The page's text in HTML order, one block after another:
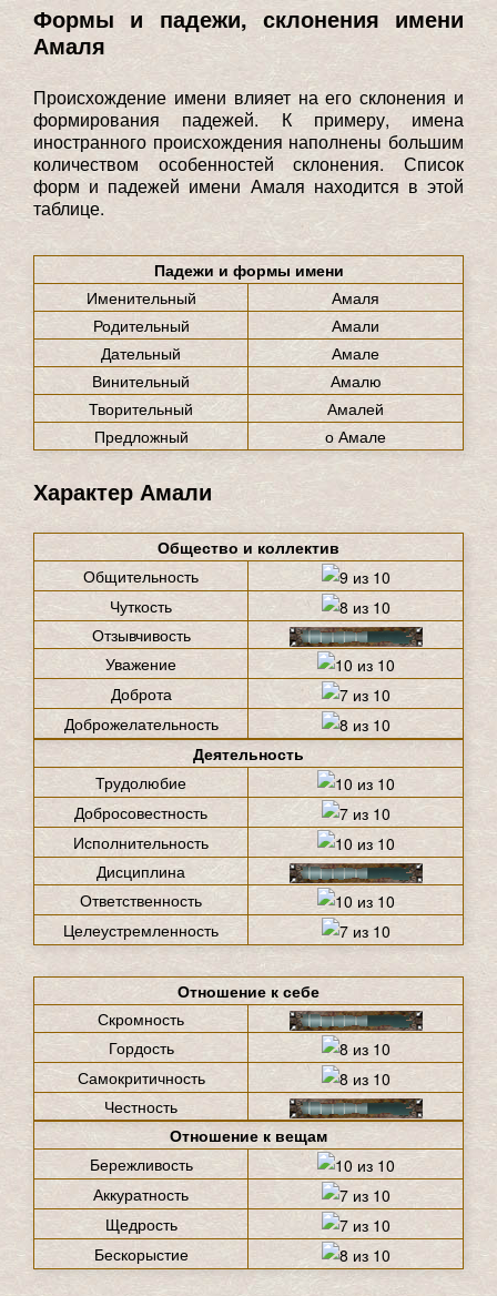
Формы и падежи, склонения имени
Амаля
Происхождение имени влияет на его склонения и
формирования падежей. К примеру, имена
иностранного происхождения наполнены большим
количеством особенностей склонения. Список
форм и падежей имени Амаля находится в этой
таблице.
Падежи и формы имени
Именительный
Амаля
Родительный
Амали
Дательный
Амале
Винительный
Амалю
Творительный
Амалей
Предложный
о Амале
Характер Амали
Общество и коллектив
Общительность
Чуткость
Отзывчивость
Уважение
Доброта
Доброжелательность
Деятельность
Трудолюбие
Добросовестность
Исполнительность
Дисциплина
Ответственность
Целеустремленность
Отношение к себе
Скромность
Гордость
Самокритичность
Честность
Отношение к вещам
Бережливость
Аккуратность
Щедрость
Бескорыстие